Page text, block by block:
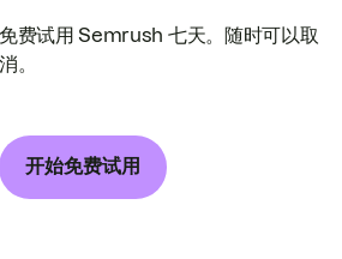
免费试用 Semrush 七天。随时可以取
消。
开始免费试用